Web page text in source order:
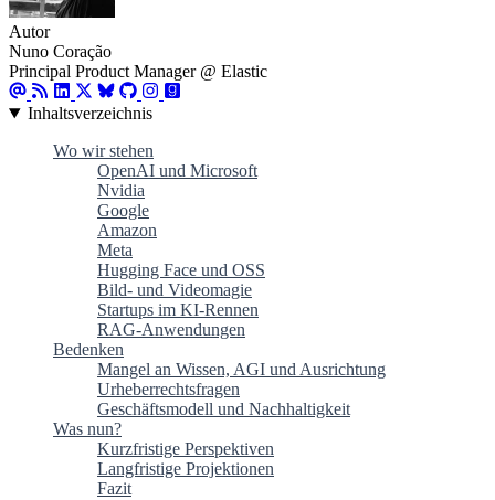
Autor
Nuno Coração
Principal Product Manager @ Elastic
Inhaltsverzeichnis
Wo wir stehen
OpenAI und Microsoft
Nvidia
Google
Amazon
Meta
Hugging Face und OSS
Bild- und Videomagie
Startups im KI-Rennen
RAG-Anwendungen
Bedenken
Mangel an Wissen, AGI und Ausrichtung
Urheberrechtsfragen
Geschäftsmodell und Nachhaltigkeit
Was nun?
Kurzfristige Perspektiven
Langfristige Projektionen
Fazit